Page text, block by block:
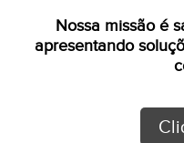
Nossa missão é
apresentando